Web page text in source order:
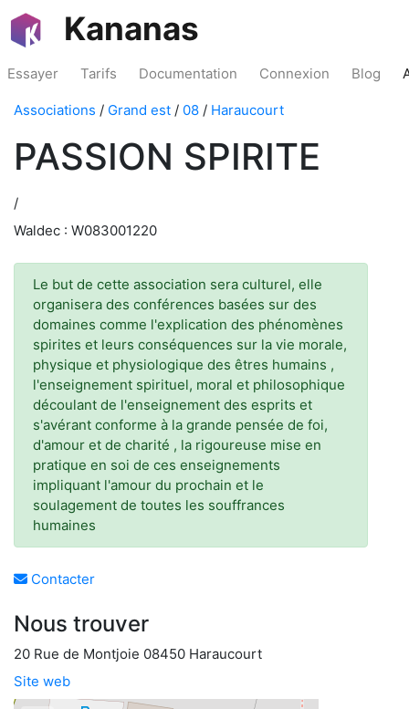
Kananas
Essayer Tarifs Documentation Connexion Blog
Associations / Grand est / 08 / Haraucourt
PASSION SPIRITE
/
Waldec : W083001220
Le but de cette association sera culturel, elle
organisera des conférences basées sur des
domaines comme l'explication des phénomènes
spirites et leurs conséquences sur la vie morale,
physique et physiologique des êtres humains ,
l'enseignement spirituel, moral et philosophique
découlant de l'enseignement des esprits et
s'avérant conforme à la grande pensée de foi,
d'amour et de charité , la rigoureuse mise en
pratique en soi de ces enseignements
impliquant l'amour du prochain et le
soulagement de toutes les souffrances
humaines
Contacter
Nous trouver
20 Rue de Montjoie 08450 Haraucourt
Site web